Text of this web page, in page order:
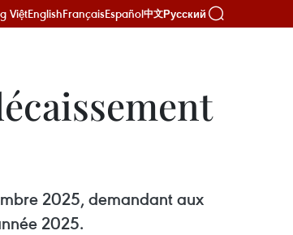
ViệtEnglishFrançaisEspañol中文Русский
2025, demandant aux
2025.